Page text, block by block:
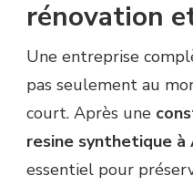
rénovation
Une entreprise
pas seulement au
court. Après une
resine synthetique à
essentiel pour